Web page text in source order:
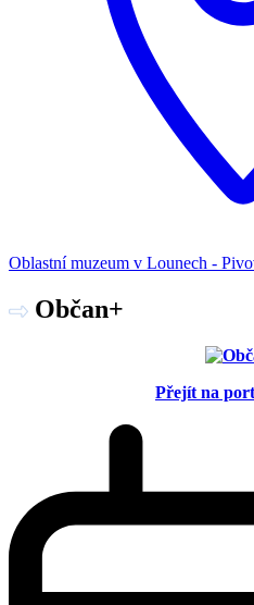
Oblastní muzeum v Lounech -
Občan+
Přejít na